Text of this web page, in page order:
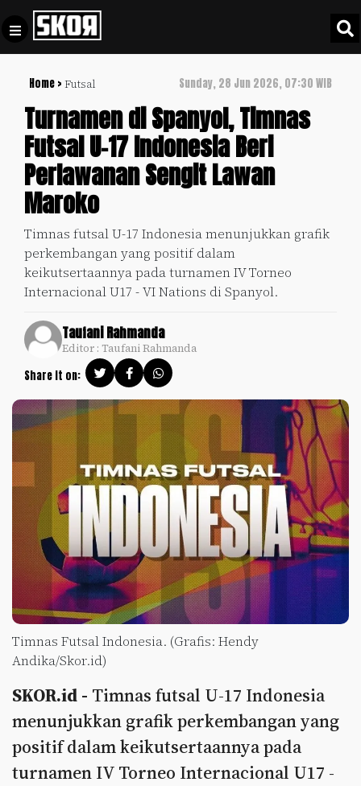
Home > Futsal Sunday, 28 Jun 2026, 07:30 WIB
Turnamen di Spanyol, Timnas
Futsal U-17 Indonesia Beri
Perlawanan Sengit Lawan
Maroko
Timnas futsal U-17 Indonesia menunjukkan grafik
perkembangan yang positif dalam
keikutsertaannya pada turnamen IV Torneo
Internacional U17 - VI Nations di Spanyol.
Taufani Rahmanda
Editor : Taufani Rahmanda
Share it on:
Timnas Futsal Indonesia. (Grafis: Hendy
Andika/Skor.id)
SKOR.id - Timnas futsal U-17 Indonesia
menunjukkan grafik perkembangan yang
positif dalam keikutsertaannya pada
turnamen IV Torneo Internacional U17 -
Football +
Culture +
Sports
Update
+
Timnas
Indonesia
SPECIAL
Video
Policy
Pedoman
Pemberitaan
Media
Siber
Disclaimer
Tentang
Kami